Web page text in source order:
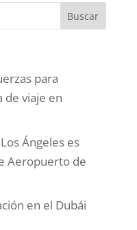
para
viaje en
Ángeles es
Aeropuerto de
en el Dubái